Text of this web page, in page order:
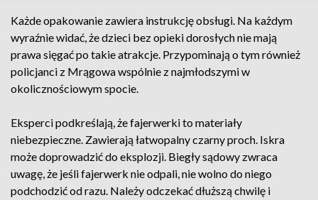
Każde opakowanie zawiera instrukcję obsługi. Na każdym
wyraźnie widać, że dzieci bez opieki dorosłych nie mają
prawa sięgać po takie atrakcje. Przypominają o tym również
policjanci z Mrągowa wspólnie z najmłodszymi w
okolicznościowym spocie.
Eksperci podkreślają, że fajerwerki to materiały
niebezpieczne. Zawierają łatwopalny czarny proch. Iskra
może doprowadzić do eksplozji. Biegły sądowy zwraca
uwagę, że jeśli fajerwerk nie odpali, nie wolno do niego
podchodzić od razu. Należy odczekać dłuższą chwilę i